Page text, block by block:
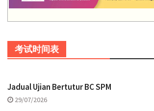
考试时间表
Jadual Ujian Bertutur BC SPM
29/07/2026